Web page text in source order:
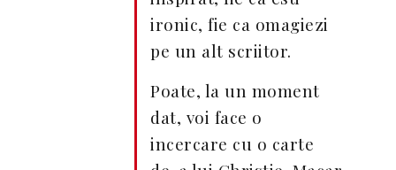
ironic, fie ca omagiezi
pe un alt scriitor.
Poate, la un moment
dat, voi face o
incercare cu o carte